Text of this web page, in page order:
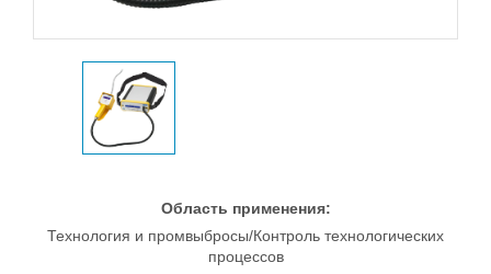
Область применения:
Технология и промвыбросы/Контроль технологических
процессов